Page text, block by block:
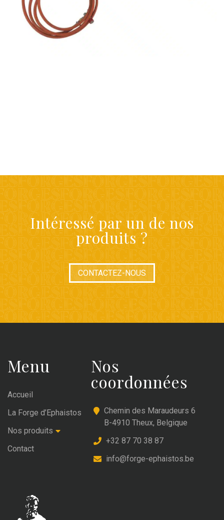
Intéressé par un de nos
produits ?
CONTACTEZ-NOUS
Menu
Accueil
La Forge d’Ephaistos
Nos produits
Contact
Nos
coordonnées
Chemin des Maraudeurs 6
B-4910 Theux, Belgique
+32 87 70 38 87
info@forge-ephaistos.be